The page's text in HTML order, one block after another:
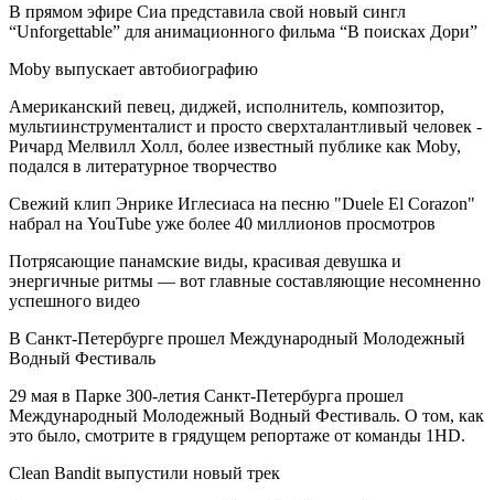
В прямом эфире Сиа представила свой новый сингл
“Unforgettable” для анимационного фильма “В поисках Дори”
Moby выпускает автобиографию
Американский певец, диджей, исполнитель, композитор,
мультиинструменталист и просто сверхталантливый человек -
Ричард Мелвилл Холл, более известный публике как Moby,
подался в литературное творчество
Свежий клип Энрике Иглесиаса на песню "Duele El Corazon"
набрал на YouTube уже более 40 миллионов просмотров
Потрясающие панамские виды, красивая девушка и
энергичные ритмы — вот главные составляющие несомненно
успешного видео
В Санкт-Петербурге прошел Международный Молодежный
Водный Фестиваль
29 мая в Парке 300-летия Санкт-Петербурга прошел
Международный Молодежный Водный Фестиваль. О том, как
это было, смотрите в грядущем репортаже от команды 1HD.
Clean Bandit выпустили новый трек